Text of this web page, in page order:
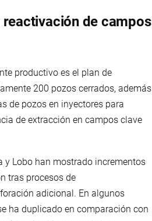
de campos
productivo es el plan de
200 pozos cerrados, además
de pozos en inyectores para
de extracción en campos clave
y Lobo han mostrado incrementos
tras procesos de
adicional. En algunos
ha duplicado en comparación con